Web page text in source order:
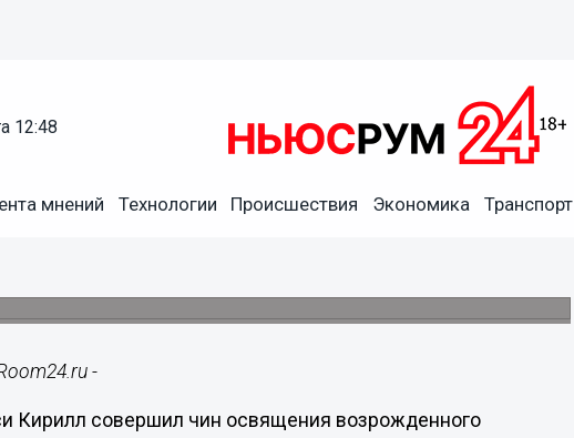
12:48
мнений Технологии Происшествия Экономика Транспорт
чин освящения Успенского
-
Кирилл совершил чин освящения возрожденного